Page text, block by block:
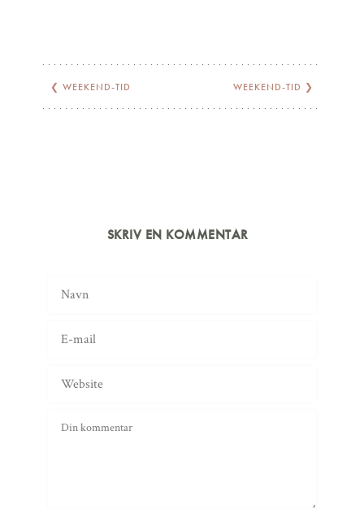
❮ WEEKEND-TID WEEKEND-TID ❯
SKRIV EN KOMMENTAR